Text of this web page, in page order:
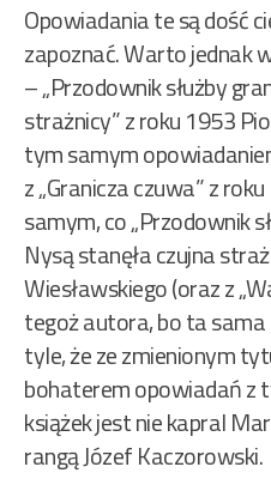
Opowiadania te są dość
zapoznać. Warto jednak
– „Przodownik służby
strażnicy” z roku 1953
tym samym
z „Granicza czuwa” z
samym, co „Przodownik
Nysą stanęła czujna
Wiesławskiego (oraz z
tegoż autora, bo ta sama
tyle, że ze zmienionym
bohaterem opowiadań z
książek jest nie kapral
rangą Józef Kaczorowski.